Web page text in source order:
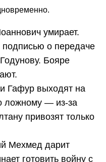
умирает.
подписью о передаче
Бояре
Гафур выходят на
ложному — из-за
привозят только
Мехмед дарит
готовить войну с